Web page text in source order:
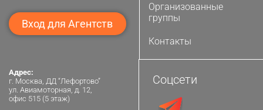
Вход для Агентств
Организованные
группы
Контакты
Адрес:
г. Москва, ДД “Лефортово”
ул. Авиамоторная, д. 12,
офис 515 (5 этаж)
Соцсети